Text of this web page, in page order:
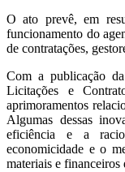
O ato prevê, em
funcionamento do
de contratações,
Com a publicação
Licitações e
aprimoramentos
Algumas dessas
eficiência e a
economicidade e o
materiais e financeiros